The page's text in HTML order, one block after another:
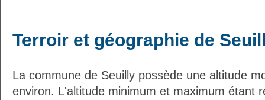
Terroir et géographie de
La commune de Seuilly possède une altitude
environ. L'altitude minimum et maximum étant